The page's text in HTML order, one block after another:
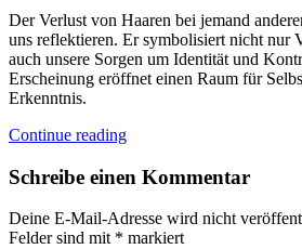
Der Verlust von Haaren bei jemand
uns reflektieren. Er symbolisiert nicht nur
auch unsere Sorgen um Identität und
Erscheinung eröffnet einen Raum für
Erkenntnis.
Continue reading
Schreibe einen Kommentar
Deine E-Mail-Adresse wird nicht
Felder sind mit * markiert